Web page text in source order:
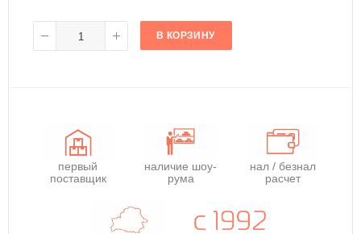
В КОРЗИНУ
первый
поставщик
наличие шоу-
рума
нал / безнал
расчет